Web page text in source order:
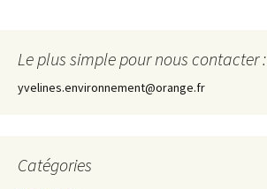
Le plus simple pour nous contacter :
yvelines.environnement@orange.fr
Catégories